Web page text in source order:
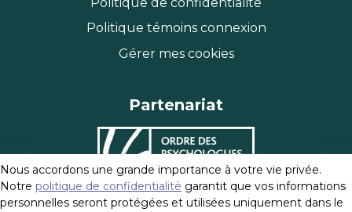
Politique témoins connexion
Gérer mes cookies
Partenariat
Nous accordons une grande importance à votre vie privée.
Notre politique de confidentialité garantit que vos informations
personnelles seront protégées et utilisées uniquement dans le